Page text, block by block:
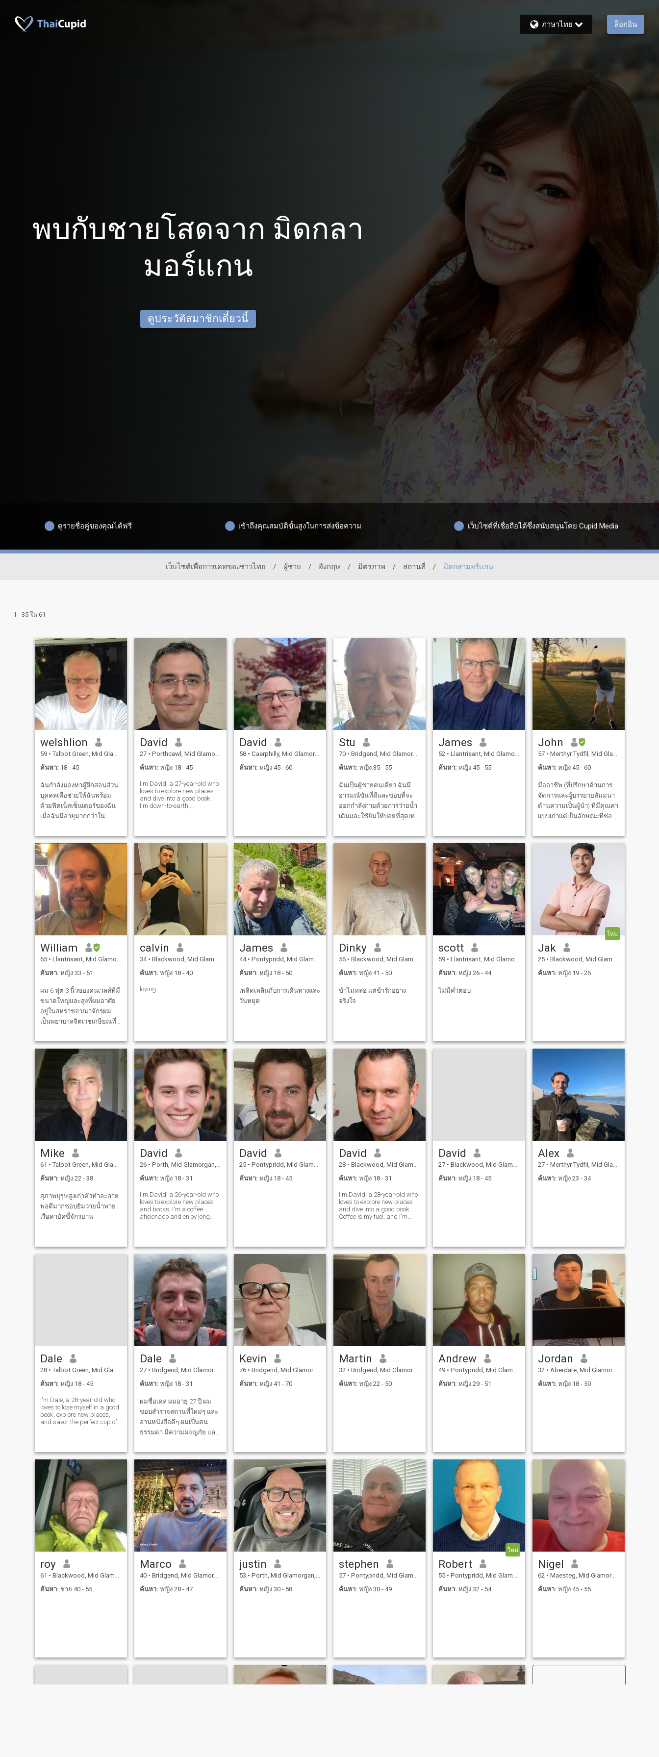
ภาษาไทย ล็อกอิน
พบกับชายโสดจาก มิดกลา
มอร์แกน
ดูประวัติสมาชิกเดี๋ยวนี้
ดูรายชื่อคู่ของคุณได้ฟรี เข้าถึงคุณสมบัติขั้นสูงในการส่งข้อความ เว็บไซต์ที่เชื่อถือได้ซึ่งสนับสนุนโดย Cupid Media
เว็บไซต์เพื่อการเดทของชาวไทย / ผู้ชาย / อังกฤษ / มิตรภาพ / สถานที่ / มิดกลามอร์แกน
1 - 35 ใน 61
welshlion
59 • Talbot Green, Mid Glamorgan, อังกฤษ
ค้นหา: 18 - 45
ฉันกำลังมองหาผู้ฝึกสอนส่วน
บุคคลเพื่อช่วยให้ฉันพร้อม
ด้วยฟิตเน็สเซ็นเตอร์ของฉัน
เมื่อฉันมีอายุมากกว่าใน
? ดังนั้นฉันต้องการดูดีรู้สึกดีที่
ได้พบคนดีตกหลุมรัก 😍
สำหรับความสัมพันธ์จริงจัง
ผมไม่สูบบุหรี่ดื่มเครื่องดื่มที่มี
ขนาดเล็กมากเพียงต้องการที่
จะพอดีกับชายคนนั้นและการ
แต่งกาย Smart มากเกินไป
David
27 • Porthcawl, Mid Glamorgan, อังกฤษ
ค้นหา: หญิง 18 - 45
I'm David, a 27-year-old who
loves to explore new places
and dive into a good book.
I'm down-to-earth,
trying out new restaurants.
I'm looking for someone who
shares
David
58 • Caerphilly, Mid Glamorgan, อังกฤษ
ค้นหา: หญิง 45 - 60
Stu
70 • Bridgend, Mid Glamorgan, อังกฤษ
ค้นหา: หญิง 35 - 55
ฉันเป็นผู้ชายคนเดียว ฉันมี
อารมณ์ขันที่ดีและชอบที่จะ
ออกกำลังกายด้วยการว่ายน้ำ
เดินและใช้ยิมให้บ่อยที่สุดเท่า
เกษียณผมเป็นครูสอนภาษา
James
52 • Llantrisant, Mid Glamorgan, อังกฤษ
ค้นหา: หญิง 45 - 55
John
57 • Merthyr Tydfil, Mid Glamorgan, อังกฤษ
ค้นหา: หญิง 45 - 60
มืออาชีพ (ที่ปรึกษาด้านการ
จัดการและผู้บรรยายสัมมนา
ด้านความเป็นผู้นำ) ที่มีคุณค่า
แบบเก่าแต่เป็นลักษณะที่ซ่อน
แสวงหาเจ้าหญิงพิเศษที่จะจับ
มือกับในวัยชรา
William
65 • Llantrisant, Mid Glamorgan, อังกฤษ
ค้นหา: หญิง 33 - 51
ผม 6 ฟุต 3 นิ้วของคนเวลส์ที่มี
ขนาดใหญ่และสูงที่ผมอาศัย
อยู่ในสหราชอาณาจักรผม
เป็นพยาบาลจิตเวชเกษียณที่
เอาใจใส่ซื่อสัตย์และมีเกียรติ
calvin
34 • Blackwood, Mid Glamorgan, อังกฤษ
ค้นหา: หญิง 18 - 40
loving
James
44 • Pontypridd, Mid Glamorgan, อังกฤษ
ค้นหา: หญิง 18 - 50
เพลิดเพลินกับการเดินทางและ
วันหยุด
Dinky
56 • Blackwood, Mid Glamorgan, อังกฤษ
ค้นหา: หญิง 41 - 50
ข้าไม่หล่อ แต่ข้ารักอย่าง
จริงใจ
scott
59 • Llantrisant, Mid Glamorgan, อังกฤษ
ค้นหา: หญิง 26 - 44
ไม่มีคำตอบ
ใหม่
Jak
25 • Blackwood, Mid Glamorgan, อังกฤษ
ค้นหา: หญิง 19 - 25
Mike
61 • Talbot Green, Mid Glamorgan, อังกฤษ
ค้นหา: หญิง 22 - 38
สุภาพบุรุษสูงเก่าตัวทำละลาย
พอดีมากชอบยิมว่ายน้ำพาย
เรือคายัคขี่จักรยาน
David
26 • Porth, Mid Glamorgan, อังกฤษ
ค้นหา: หญิง 18 - 31
I'm David, a 26-year-old who
loves to explore new places
and books. I'm a coffee
aficionado and enjoy long
adventure and great stories.
David
25 • Pontypridd, Mid Glamorgan, อังกฤษ
ค้นหา: หญิง 18 - 45
David
28 • Blackwood, Mid Glamorgan, อังกฤษ
ค้นหา: หญิง 18 - 31
I'm David, a 28-year-old who
loves to explore new places
and dive into a good book.
Coffee is my fuel, and I'm
David
27 • Blackwood, Mid Glamorgan, อังกฤษ
ค้นหา: หญิง 18 - 45
Alex
27 • Merthyr Tydfil, Mid Glamorgan, อังกฤษ
ค้นหา: หญิง 23 - 34
Dale
28 • Talbot Green, Mid Glamorgan, อังกฤษ
ค้นหา: หญิง 18 - 45
I'm Dale, a 28-year-old who
loves to lose myself in a good
book, explore new places,
and savor the perfect cup of
if we're meant to be on the
same page.
Dale
27 • Bridgend, Mid Glamorgan, อังกฤษ
ค้นหา: หญิง 18 - 31
ผมชื่อเดล ผมอายุ 27 ปี ผม
ชอบสํารวจสถานที่ใหม่ๆ และ
อ่านหนังสือดีๆ ผมเป็นคน
ธรรมดา มีความผจญภัย และ
ได้มั้ย!
Kevin
76 • Bridgend, Mid Glamorgan, อังกฤษ
ค้นหา: หญิง 41 - 70
Martin
32 • Bridgend, Mid Glamorgan, อังกฤษ
ค้นหา: หญิง 22 - 50
Andrew
49 • Pontypridd, Mid Glamorgan, อังกฤษ
ค้นหา: หญิง 29 - 51
Jordan
32 • Aberdare, Mid Glamorgan, อังกฤษ
ค้นหา: หญิง 18 - 50
roy
61 • Blackwood, Mid Glamorgan, อังกฤษ
ค้นหา: ชาย 40 - 55
Marco
40 • Bridgend, Mid Glamorgan, อังกฤษ
ค้นหา: หญิง 28 - 47
justin
53 • Porth, Mid Glamorgan, อังกฤษ
ค้นหา: หญิง 30 - 58
stephen
57 • Pontypridd, Mid Glamorgan, อังกฤษ
ค้นหา: หญิง 30 - 49
ใหม่
Robert
55 • Pontypridd, Mid Glamorgan, อังกฤษ
ค้นหา: หญิง 32 - 54
Nigel
62 • Maesteg, Mid Glamorgan, อังกฤษ
ค้นหา: หญิง 45 - 55